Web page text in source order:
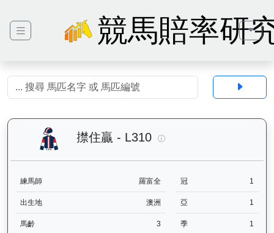
競馬賠率研
㩒住贏 - L310
練馬師 羅富全 冠 1
出生地 澳洲 亞 1
馬齡 3 季 1